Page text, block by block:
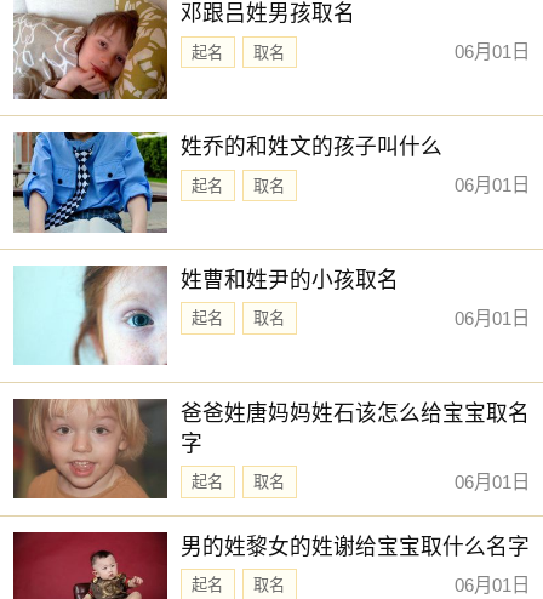
宜：祈福 求嗣 订婚 嫁娶 求财 开市 交易 安床 见贵
忌：赴任 出行
23时-24时 丙子时： 沖马 煞南 时沖庚午 天兵 天牢 不遇 三
合
宜：祈福 求嗣 订婚 嫁娶 求财 开市 交易 安床
忌：上樑 盖屋 入殓 赴任 修造 移徙 出行 词讼
邓跟吕姓男孩取名
起名 取名 06月01日
姓乔的和姓文的孩子叫什么
起名 取名 06月01日
姓曹和姓尹的小孩取名
起名 取名 06月01日
爸爸姓唐妈妈姓石该怎么给宝宝取名
字
起名 取名 06月01日
男的姓黎女的姓谢给宝宝取什么名字
起名 取名 06月01日